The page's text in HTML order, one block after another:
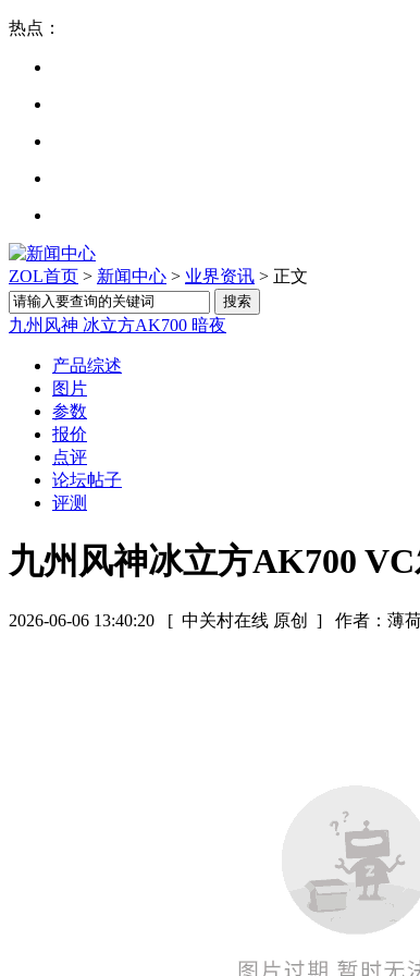
热点：
ZOL首页 > 新闻中心 > 业界资讯 > 正文
九州风神 冰立方AK700 暗夜
产品综述
图片
参数
报价
点评
论坛帖子
评测
九州风神冰立方AK700
2026-06-06 13:40:20 [ 中关村在线 原创 ] 作者：薄